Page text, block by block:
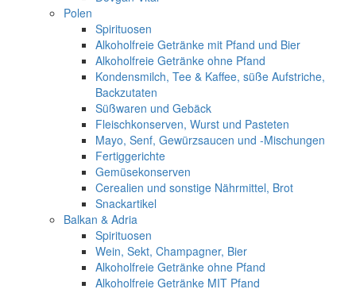
Polen
Spirituosen
Alkoholfreie Getränke mit Pfand und Bier
Alkoholfreie Getränke ohne Pfand
Kondensmilch, Tee & Kaffee, süße Aufstriche,
Backzutaten
Süßwaren und Gebäck
Fleischkonserven, Wurst und Pasteten
Mayo, Senf, Gewürzsaucen und -Mischungen
Fertiggerichte
Gemüsekonserven
Cerealien und sonstige Nährmittel, Brot
Snackartikel
Balkan & Adria
Spirituosen
Wein, Sekt, Champagner, Bier
Alkoholfreie Getränke ohne Pfand
Alkoholfreie Getränke MIT Pfand